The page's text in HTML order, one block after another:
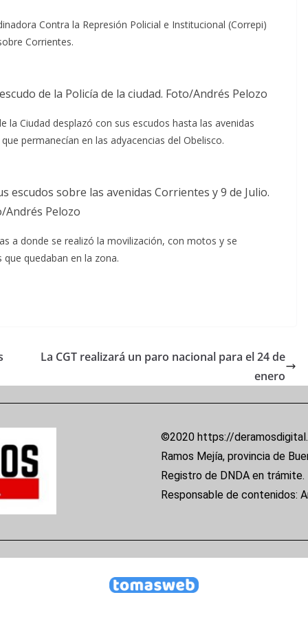
Contra la Represión Policial e Institucional (Correpi)
Corrientes.
de la Policía de la ciudad. Foto/Andrés Pelozo
la Ciudad desplazó con sus escudos hasta las avenidas
permanecían en las adyacencias del Obelisco.
escudos sobre las avenidas Corrientes y 9 de Julio.
Andrés Pelozo
a donde se realizó la movilización, con motos y se
quedaban en la zona.
La CGT realizará un paro nacional para el 24 de
enero
©2020 https://
Ramos Mejía, provincia de
Registro de DNDA en trámite.
Responsable de contenidos: